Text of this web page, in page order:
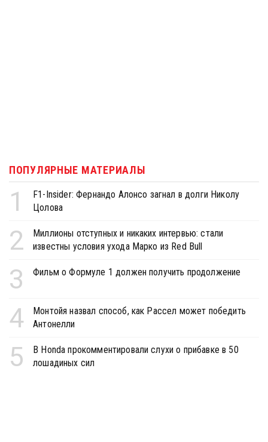
ПОПУЛЯРНЫЕ МАТЕРИАЛЫ
1
F1-Insider: Фернандо Алонсо загнал в долги Николу
Цолова
2
Миллионы отступных и никаких интервью: стали
известны условия ухода Марко из Red Bull
3 Фильм о Формуле 1 должен получить продолжение
4
Монтойя назвал способ, как Рассел может победить
Антонелли
5
В Honda прокомментировали слухи о прибавке в 50
лошадиных сил